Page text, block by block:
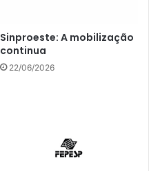
Sinproeste: A mobilização
continua
22/06/2026